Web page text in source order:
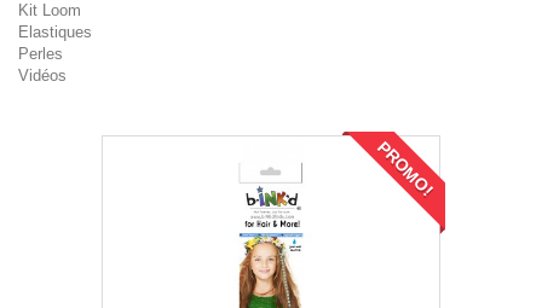
Kit Loom
Elastiques
Perles
Vidéos
PROMO!